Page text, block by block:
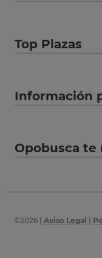
Top Plazas
Información
Opobusca te
©2026| Aviso Legal